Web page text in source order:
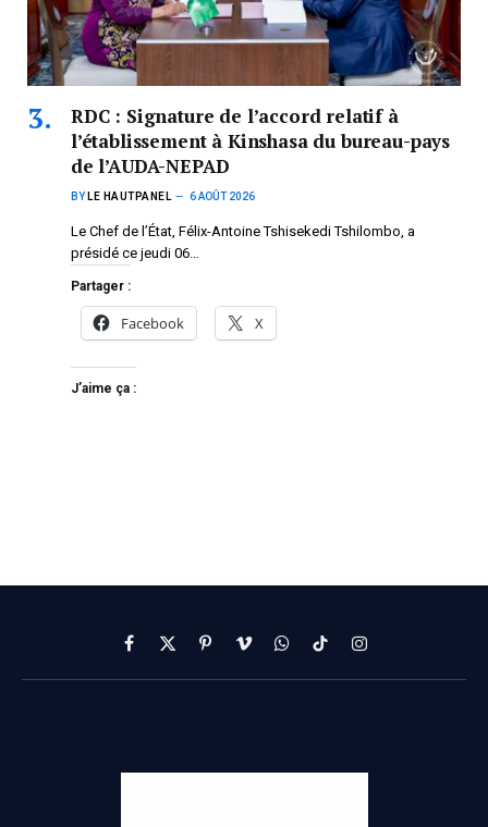
RDC : Signature de l’accord relatif à
l’établissement à Kinshasa du bureau-pays
de l’AUDA-NEPAD
BY LE HAUTPANEL 6 AOÛT 2026
Le Chef de l’État, Félix-Antoine Tshisekedi Tshilombo, a
présidé ce jeudi 06…
Partager :
Facebook X
J’aime ça :
Facebook
X
(Twitter)
PinterestVimeoWhatsApp
TikTokInstagram